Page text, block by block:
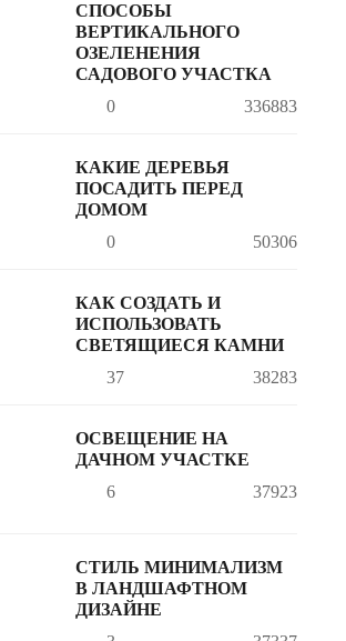
СПОСОБЫ
ВЕРТИКАЛЬНОГО
ОЗЕЛЕНЕНИЯ
САДОВОГО УЧАСТКА
0
336883
КАКИЕ ДЕРЕВЬЯ
ПОСАДИТЬ ПЕРЕД
ДОМОМ
0
50306
КАК СОЗДАТЬ И
ИСПОЛЬЗОВАТЬ
СВЕТЯЩИЕСЯ КАМНИ
37
38283
ОСВЕЩЕНИЕ НА
ДАЧНОМ УЧАСТКЕ
6
37923
СТИЛЬ МИНИМАЛИЗМ
В ЛАНДШАФТНОМ
ДИЗАЙНЕ